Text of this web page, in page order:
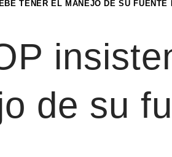
TENER EL MANEJO DE SU FUENTE
de su